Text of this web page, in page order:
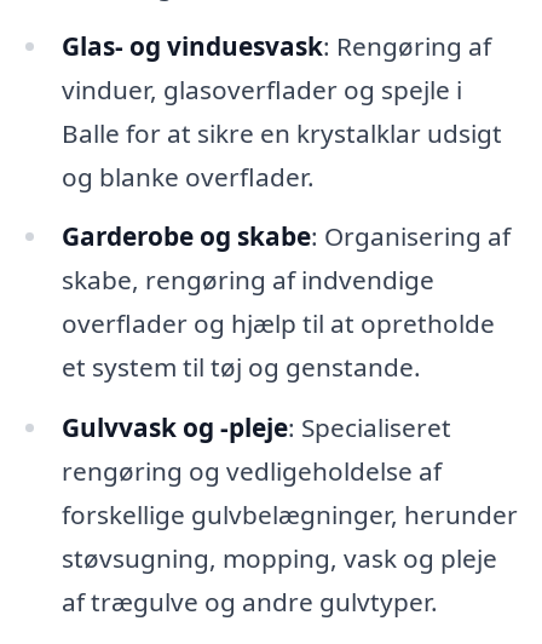
Glas- og vinduesvask: Rengøring af
vinduer, glasoverflader og spejle i
Balle for at sikre en krystalklar udsigt
og blanke overflader.
Garderobe og skabe: Organisering af
skabe, rengøring af indvendige
overflader og hjælp til at opretholde
et system til tøj og genstande.
Gulvvask og -pleje: Specialiseret
rengøring og vedligeholdelse af
forskellige gulvbelægninger, herunder
støvsugning, mopping, vask og pleje
af trægulve og andre gulvtyper.